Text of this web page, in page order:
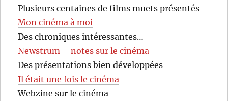
Plusieurs centaines de films muets présentés
Mon cinéma à moi
Des chroniques intéressantes…
Newstrum – notes sur le cinéma
Des présentations bien développées
Il était une fois le cinéma
Webzine sur le cinéma